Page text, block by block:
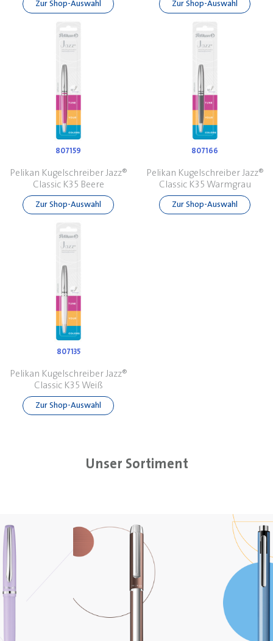
Zur Shop-Auswahl Zur Shop-Auswahl
807159
Pelikan Kugelschreiber Jazz®
Classic K35 Beere
Zur Shop-Auswahl
807166
Pelikan Kugelschreiber Jazz®
Classic K35 Warmgrau
Zur Shop-Auswahl
807135
Pelikan Kugelschreiber Jazz®
Classic K35 Weiß
Zur Shop-Auswahl
Unser Sortiment